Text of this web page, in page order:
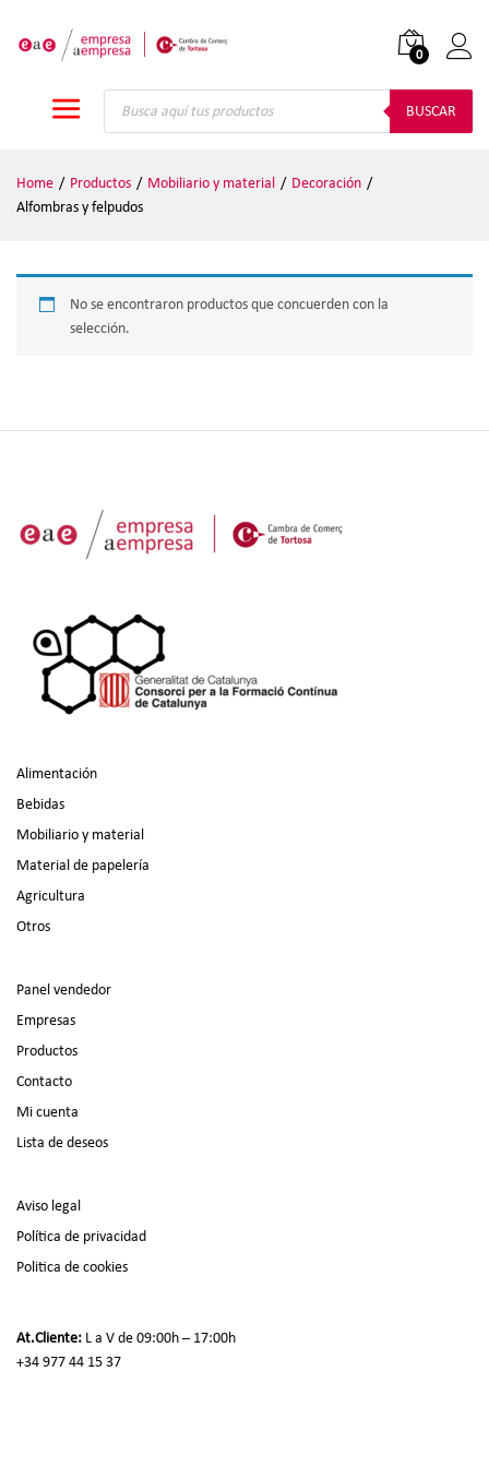
0
Búsqueda
BUSCAR
Home / Productos / Mobiliario y material / Decoración /
Alfombras y felpudos
No se encontraron productos que concuerden con la
selección.
Alimentación
Bebidas
Mobiliario y material
Material de papelería
Agricultura
Otros
Panel vendedor
Empresas
Productos
Contacto
Mi cuenta
Lista de deseos
Aviso legal
Política de privacidad
Politica de cookies
At.Cliente: L a V de 09:00h – 17:00h
+34 977 44 15 37